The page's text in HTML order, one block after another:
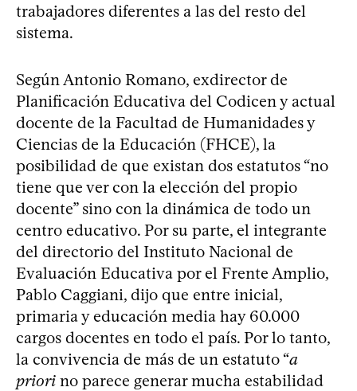
trabajadores diferentes a las del resto del
sistema.
Según Antonio Romano, exdirector de
Planificación Educativa del Codicen y actual
docente de la Facultad de Humanidades y
Ciencias de la Educación (FHCE), la
posibilidad de que existan dos estatutos “no
tiene que ver con la elección del propio
docente” sino con la dinámica de todo un
centro educativo. Por su parte, el integrante
del directorio del Instituto Nacional de
Evaluación Educativa por el Frente Amplio,
Pablo Caggiani, dijo que entre inicial,
primaria y educación media hay 60.000
cargos docentes en todo el país. Por lo tanto,
la convivencia de más de un estatuto “a
priori no parece generar mucha estabilidad